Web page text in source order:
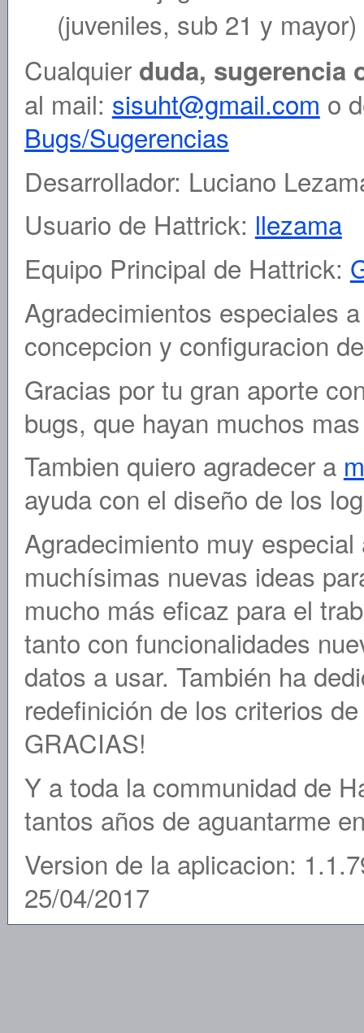
(juveniles, sub 21 y mayor)
Cualquier duda, sugerencia
al mail: sisuht@gmail.com o
Bugs/Sugerencias
Desarrollador: Luciano
Usuario de Hattrick: llezama
Equipo Principal de Hattrick:
Agradecimientos especiales
concepcion y configuracion
Gracias por tu gran aporte
bugs, que hayan muchos
Tambien quiero agradecer a
ayuda con el diseño de los
Agradecimiento muy
muchísimas nuevas ideas
mucho más eficaz para el
tanto con funcionalidades
datos a usar. También ha
redefinición de los criterios
GRACIAS!
Y a toda la communidad de
tantos años de aguantarme
Version de la aplicacion:
25/04/2017